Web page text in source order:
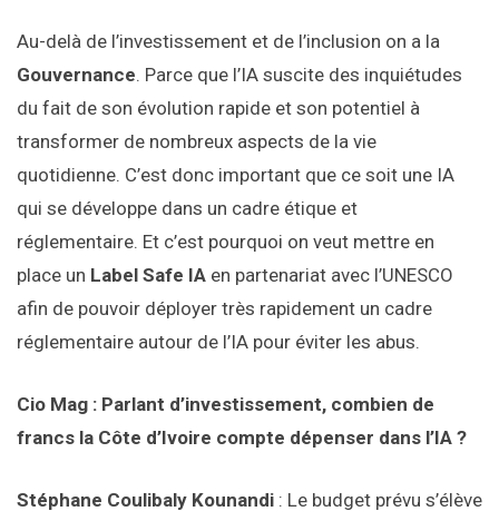
Au-delà de l’investissement et de l’inclusion on a la
Gouvernance. Parce que l’IA suscite des inquiétudes
du fait de son évolution rapide et son potentiel à
transformer de nombreux aspects de la vie
quotidienne. C’est donc important que ce soit une IA
qui se développe dans un cadre étique et
réglementaire. Et c’est pourquoi on veut mettre en
place un Label Safe IA en partenariat avec l’UNESCO
afin de pouvoir déployer très rapidement un cadre
réglementaire autour de l’IA pour éviter les abus.
Cio Mag : Parlant d’investissement, combien de
francs la Côte d’Ivoire compte dépenser dans l’IA ?
Stéphane Coulibaly Kounandi : Le budget prévu s’élève